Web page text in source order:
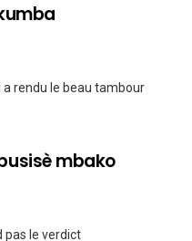
rendu le beau tambour
mbako
pas le verdict